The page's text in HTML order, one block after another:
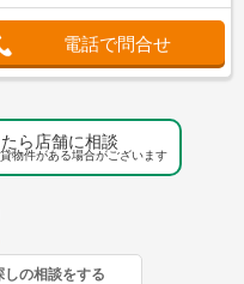
電話で問合せ
ら店舗に相談
物件がある場合がございます
の相談をする